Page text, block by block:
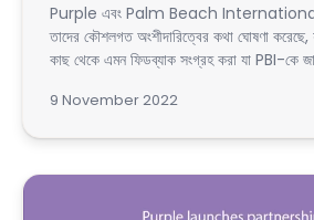
Purple এবং Palm Beach
তাদের কৌশলগত অংশীদারিত্বের কথা ঘোষণা করেছে,
কাছ থেকে এমন ফিডব্যাক সংগ্রহ করা যা PBI-কে
9 November 2022